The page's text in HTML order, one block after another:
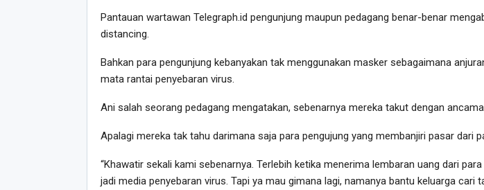
Pantauan wartawan Telegraph.id pengunjung maupun pedagang benar-benar
distancing.
Bahkan para pengunjung kebanyakan tak menggunakan masker sebagaimana
mata rantai penyebaran virus.
Ani salah seorang pedagang mengatakan, sebenarnya mereka takut dengan
Apalagi mereka tak tahu darimana saja para pengujung yang membanjiri pasar dari
“Khawatir sekali kami sebenarnya. Terlebih ketika menerima lembaran uang dari
jadi media penyebaran virus. Tapi ya mau gimana lagi, namanya bantu keluarga cari